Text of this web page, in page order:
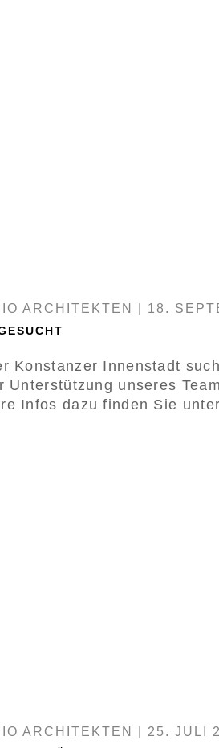
ARCHITEKTEN 18.
Konstanzer Innenstadt
Unterstützung unseres
Infos dazu finden Sie
ARCHITEKTEN 25. JULI